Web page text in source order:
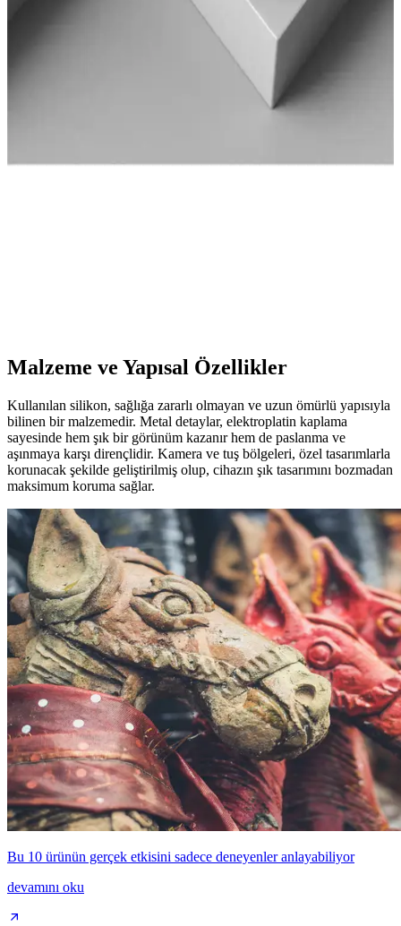
Bu makalede, iPhone 13 için tasarlanmış EVAX taşlı lens koruyucu
ve Go Aksesuar kalp desenli kılıfı karşılaştırıyoruz. Hangi ürün
ihtiyaçlarınıza daha uygun? Koruma ve tasarım açısından detaylar
Fibaks Samsung Galaxy Tab A8 10.5 için en iyi kılıf
Fibaks Galaxy Tab A8 10.5 modeli için silikon ve kapaklı kılıf
Malzeme ve Yapısal Özellikler
Kullanılan silikon, sağlığa zararlı olmayan ve uzun ömürlü yapısıyla
bilinen bir malzemedir. Metal detaylar, elektroplatin kaplama
sayesinde hem şık bir görünüm kazanır hem de paslanma ve
aşınmaya karşı dirençlidir. Kamera ve tuş bölgeleri, özel tasarımlarla
korunacak şekilde geliştirilmiş olup, cihazın şık tasarımını bozmadan
maksimum koruma sağlar.
Bu 10 ürünün gerçek etkisini sadece deneyenler anlayabiliyor
devamını oku